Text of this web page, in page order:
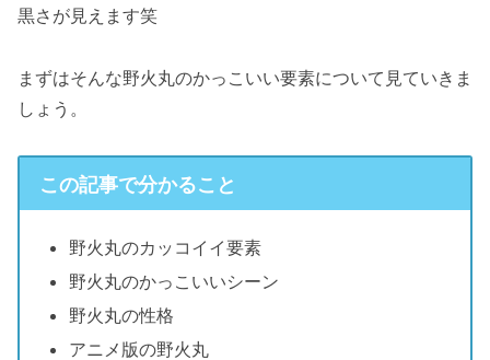
黒さが見えます笑
まずはそんな野火丸のかっこいい要素について見ていきま
しょう。
この記事で分かること
野火丸のカッコイイ要素
野火丸のかっこいいシーン
野火丸の性格
アニメ版の野火丸